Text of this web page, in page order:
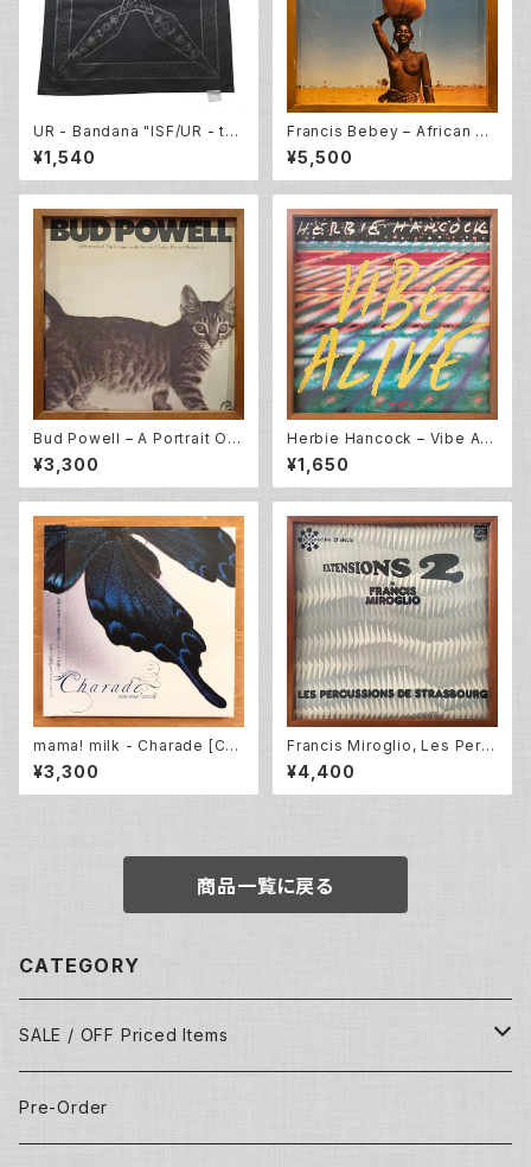
UR - Bandana "ISF/UR - th
e four elements"
¥1,540
Francis Bebey – African El
ectronic Music 1975-1982
(2LP)
¥5,500
Bud Powell – A Portrait Of
Thelonious (LP)
¥3,300
Herbie Hancock – Vibe Ali
ve (12EP)
¥1,650
mama! milk - Charade [CD
album New]
¥3,300
Francis Miroglio, Les Perc
ussions De Strasbourg – E
xtensions 2 (LP)
¥4,400
商品一覧に戻る
CATEGORY
SALE / OFF Priced Items
Dead Stocks
Pre-Order